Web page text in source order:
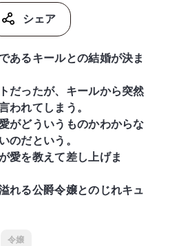
シェア
あるキールとの結婚が決ま
だったが、キールから突然
われてしまう。
がどういうものかわからな
のだという。
愛を教えて差し上げま
れる公爵令嬢とのじれキュ
令嬢